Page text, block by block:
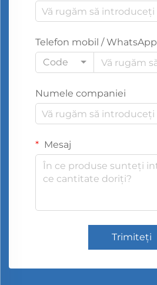
Telefon mobil / WhatsApp
Code
Numele companiei
Mesaj
Trimiteți